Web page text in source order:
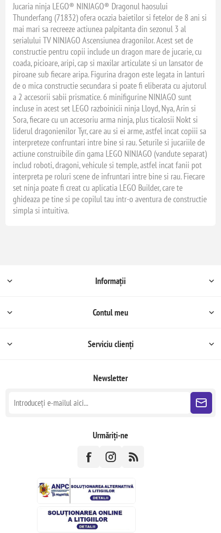
Jucaria ninja LEGO® NINJAGO® Dragonul haosului
Thunderfang (71832) ofera ocazia baietilor si fetelor de 8 ani si
mai mari sa recreeze actiunea palpitanta din sezonul 3 al
serialului TV NINJAGO Ascensiunea dragonilor. Acest set de
constructie pentru copii include un dragon mare de jucarie, cu
coada, picioare, aripi, cap si maxilar articulate si un lansator de
piroane sub fiecare aripa. Figurina dragon este legata in lanturi
de o mica constructie secundara si poate fi eliberata cu ajutorul
a 2 accesorii sabii prismatice. 6 minifigurine NINJAGO sunt
incluse in acest set LEGO razboinicii ninja Lloyd, Nya, Arin si
Sora, fiecare cu un accesoriu arma ninja, plus ticalosii Nokt si
liderul dragonienilor Tyr, care au si ei arme, astfel incat copiii sa
interpreteze confruntari intre bine si rau. Seturile si jucariile de
actiune construibile din gama LEGO NINJAGO (vandute separat)
includ roboti, dragoni, vehicule si temple, astfel incat fanii pot
interpreta pe roluri scene de infruntari intre bine si rau. Fiecare
set ninja poate fi creat cu aplicatia LEGO Builder, care te
ghideaza pe tine si pe copilul tau intr-o aventura de constructie
simpla si intuitiva.
Informații
Contul meu
Serviciu clienți
Newsletter
Urmăriți-ne